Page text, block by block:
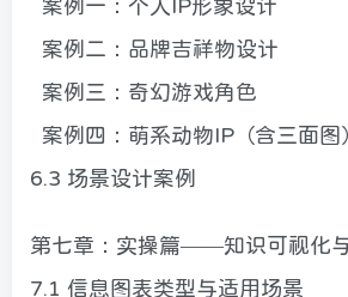
案例一：个人IP形象设计
案例二：品牌吉祥物设计
案例三：奇幻游戏角色
案例四：萌系动物IP（含三面图
6.3 场景设计案例
第七章：实操篇——知识可视化
7.1 信息图表类型与适用场景